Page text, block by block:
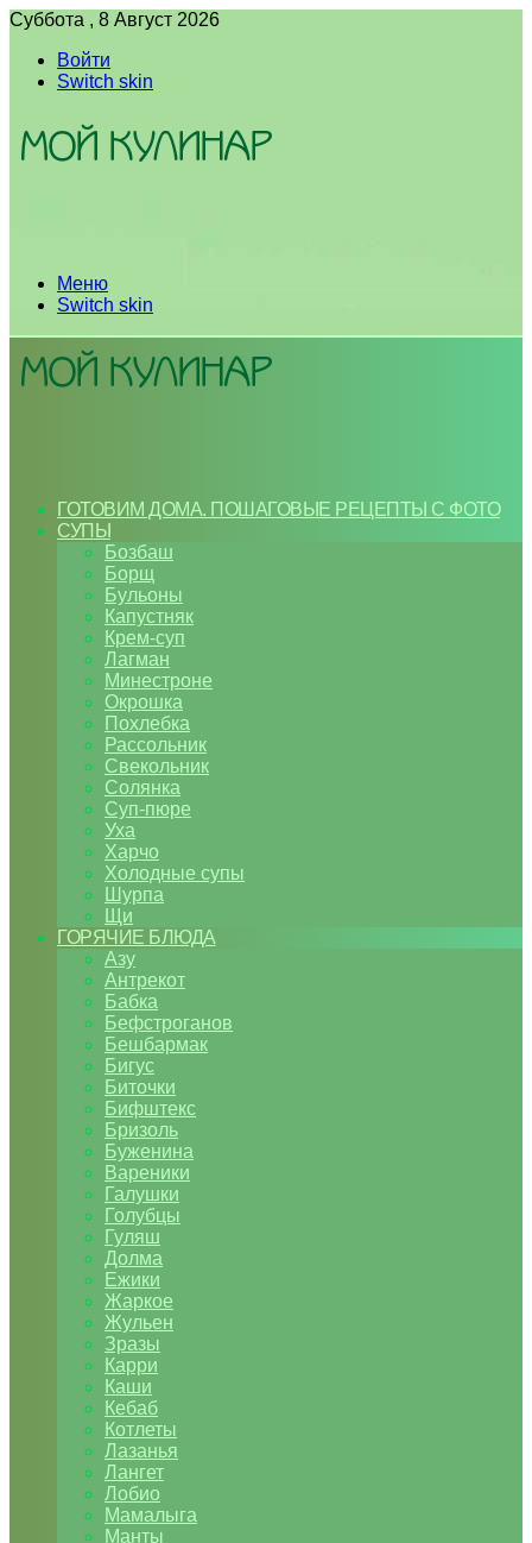
Суббота , 8 Август 2026
Войти
Switch skin
Меню
Switch skin
ГОТОВИМ ДОМА. ПОШАГОВЫЕ РЕЦЕПТЫ С ФОТО
СУПЫ
Бозбаш
Борщ
Бульоны
Капустняк
Крем-суп
Лагман
Минестроне
Окрошка
Похлебка
Рассольник
Свекольник
Солянка
Суп-пюре
Уха
Харчо
Холодные супы
Шурпа
Щи
ГОРЯЧИЕ БЛЮДА
Азу
Антрекот
Бабка
Бефстроганов
Бешбармак
Бигус
Биточки
Бифштекс
Бризоль
Буженина
Вареники
Галушки
Голубцы
Гуляш
Долма
Ежики
Жаркое
Жульен
Зразы
Карри
Каши
Кебаб
Котлеты
Лазанья
Лангет
Лобио
Мамалыга
Манты